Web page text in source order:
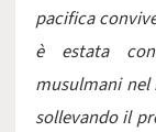
pacifica
è estata
musulmani nel
sollevando il